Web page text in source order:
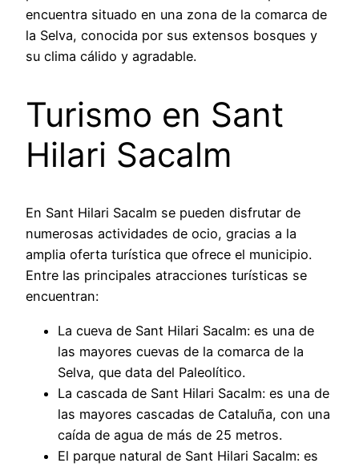
encuentra situado en una zona de la comarca de
la Selva, conocida por sus extensos bosques y
su clima cálido y agradable.
Turismo en Sant
Hilari Sacalm
En Sant Hilari Sacalm se pueden disfrutar de
numerosas actividades de ocio, gracias a la
amplia oferta turística que ofrece el municipio.
Entre las principales atracciones turísticas se
encuentran:
La cueva de Sant Hilari Sacalm: es una de
las mayores cuevas de la comarca de la
Selva, que data del Paleolítico.
La cascada de Sant Hilari Sacalm: es una de
las mayores cascadas de Cataluña, con una
caída de agua de más de 25 metros.
El parque natural de Sant Hilari Sacalm: es